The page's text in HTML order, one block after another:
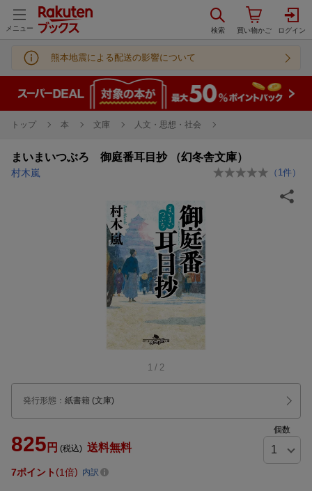
メニュー
熊本地震による配送の影響について
トップ 本 文庫 人文・思想・社会
まいまいつぶろ 御庭番耳目抄 （幻冬舎文庫）
村木嵐 （ 1 件）
1 / 2
発行形態 ： 紙書籍 (文庫)
825 円 (税込) 送料無料
個数
7ポイント 1倍 内訳